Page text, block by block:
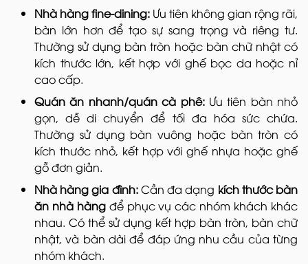
Nhà hàng fine-dining: Ưu tiên không gian rộng rãi,
bàn lớn hơn để tạo sự sang trọng và riêng tư.
Thường sử dụng bàn tròn hoặc bàn chữ nhật có
kích thước lớn, kết hợp với ghế bọc da hoặc nỉ
cao cấp.
Quán ăn nhanh/quán cà phê:Ưu tiên bàn nhỏ
gọn, dễ di chuyển để tối đa hóa sức chứa.
Thường sử dụng bàn vuông hoặc bàn tròn có
kích thước nhỏ, kết hợp với ghế nhựa hoặc ghế
gỗ đơn giản.
Nhà hàng gia đình:Cần đa dạng kích thước bàn
ăn nhà hàngđể phục vụ các nhóm khách khác
nhau. Có thể sử dụng kết hợp bàn tròn, bàn chữ
nhật, và bàn dài để đáp ứng nhu cầu của từng
nhóm khách.